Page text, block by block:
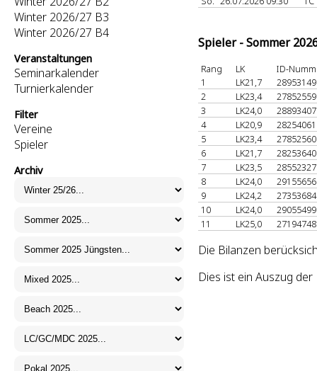
Winter 2026/27 B3
Winter 2026/27 B4
Veranstaltungen
Seminarkalender
Turnierkalender
Filter
Vereine
Spieler
Archiv
Spieler - Sommer
Rang LK
ID-
1
LK21,7
2
LK23,4
3
LK24,0
4
LK20,9
5
LK23,4
6
LK21,7
7
LK23,5
8
LK24,0
9
LK24,2
10
LK24,0
11
LK25,0
Die Bilanzen
Dies ist ein Auszug